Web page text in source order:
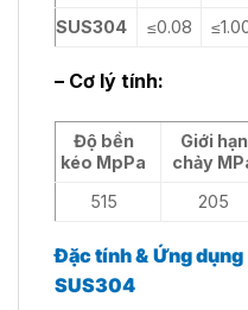
SUS304 ≤0.08
– Cơ lý tính:
Độ bền
kéo MpPa
Giới hạn
chảy
515
205
Đặc tính & Ứng dụng
SUS304